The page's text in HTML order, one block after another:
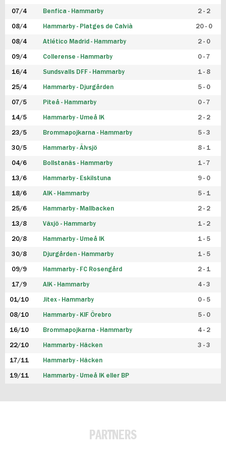
07/4 Benfica - Hammarby 2 - 2
08/4 Hammarby - Platges de Calvià 20 - 0
08/4 Atlético Madrid - Hammarby 2 - 0
09/4 Collerense - Hammarby 0 - 7
16/4 Sundsvalls DFF - Hammarby 1 - 8
25/4 Hammarby - Djurgården 5 - 0
07/5 Piteå - Hammarby 0 - 7
14/5 Hammarby - Umeå IK 2 - 2
23/5 Brommapojkarna - Hammarby 5 - 3
30/5 Hammarby - Älvsjö 8 - 1
04/6 Bollstanäs - Hammarby 1 - 7
13/6 Hammarby - Eskilstuna 9 - 0
18/6 AIK - Hammarby 5 - 1
25/6 Hammarby - Mallbacken 2 - 2
13/8 Växjö - Hammarby 1 - 2
20/8 Hammarby - Umeå IK 1 - 5
30/8 Djurgården - Hammarby 1 - 5
09/9 Hammarby - FC Rosengård 2 - 1
17/9 AIK - Hammarby 4 - 3
01/10 Jitex - Hammarby 0 - 5
08/10 Hammarby - KIF Örebro 5 - 0
16/10 Brommapojkarna - Hammarby 4 - 2
22/10 Hammarby - Häcken 3 - 3
17/11 Hammarby - Häcken
19/11 Hammarby - Umeå IK eller BP
PARTNERS